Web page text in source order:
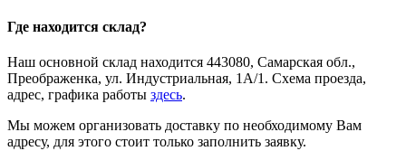
Где находится склад?
Наш основной склад находится 443080, Самарская обл.,
Преображенка, ул. Индустриальная, 1А/1. Схема проезда,
адрес, графика работы здесь.
Мы можем организовать доставку по необходимому Вам
адресу, для этого стоит только заполнить заявку.